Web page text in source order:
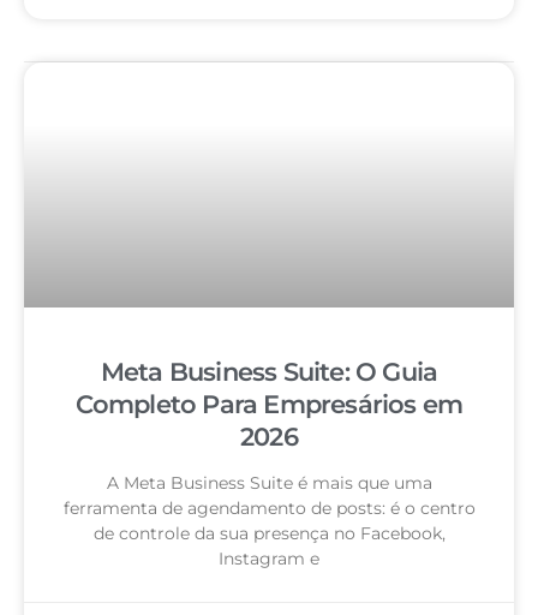
Meta Business Suite: O Guia
Completo Para Empresários em
2026
A Meta Business Suite é mais que uma
ferramenta de agendamento de posts: é o centro
de controle da sua presença no Facebook,
Instagram e